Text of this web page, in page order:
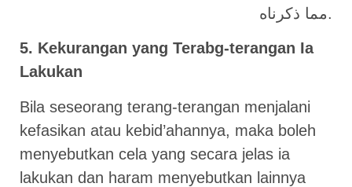
مما ذكرناه.
5. Kekurangan yang Terabg-terangan Ia
Lakukan
Bila seseorang terang-terangan menjalani
kefasikan atau kebid’ahannya, maka boleh
menyebutkan cela yang secara jelas ia
lakukan dan haram menyebutkan lainnya